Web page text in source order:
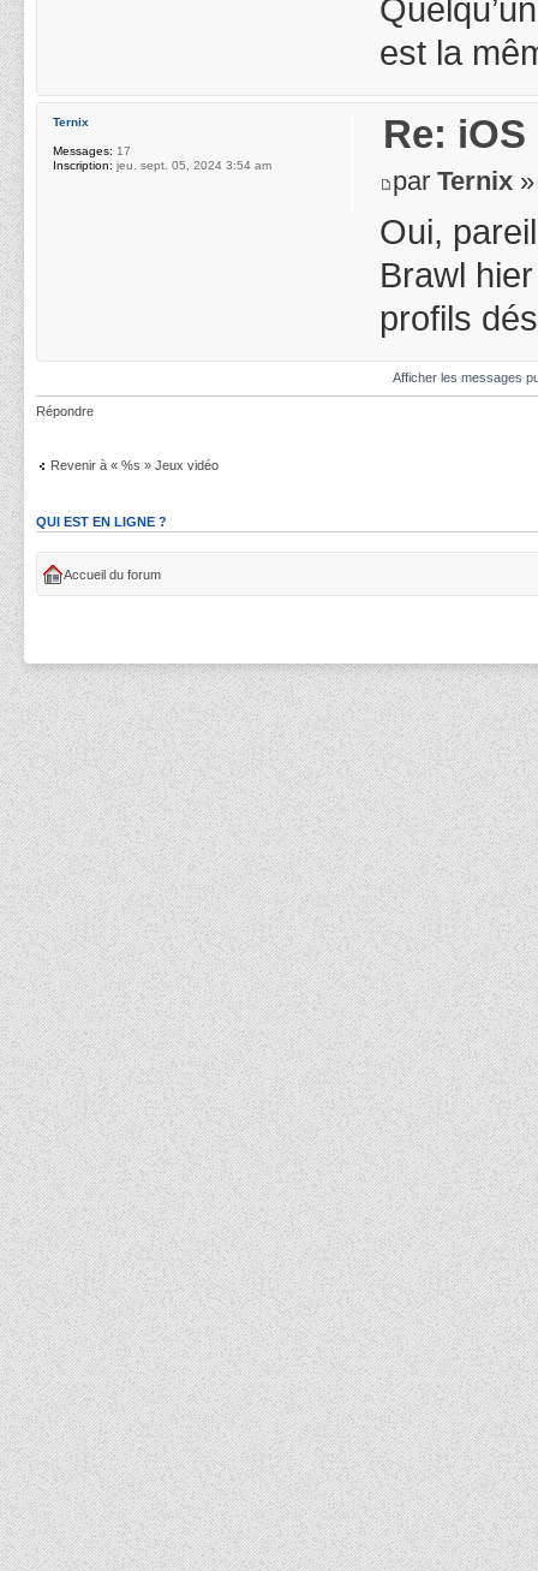
est la
Re:
parTernix
Oui,
Brawl
profils
Ternix
Messages: 17
Inscription: jeu. sept. 05, 2024 3:54 am
Afficher les messages
Répondre
Revenir à « %s » Jeux vidéo
QUI EST EN LIGNE ?
Accueil du forum